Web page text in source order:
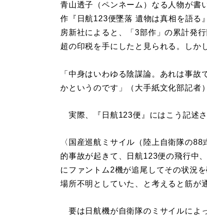
青山透子（ペンネーム）なる人物が書
作『日航123便墜落 遺物は真相を語る
房新社によると、「3部作」の累計発
超の印税を手にしたと見られる。しか
「中身はいわゆる陰謀論。あれは事
かというのです」（大手紙文化部記者）
実際、『日航123便』にはこう記述さ
〈国産巡航ミサイル（陸上自衛隊の
的事故が起きて、日航123便の飛行中
にファントム2機が追尾してその状況
場所不明としていた、と考えると筋が
要は日航機が自衛隊のミサイルによ